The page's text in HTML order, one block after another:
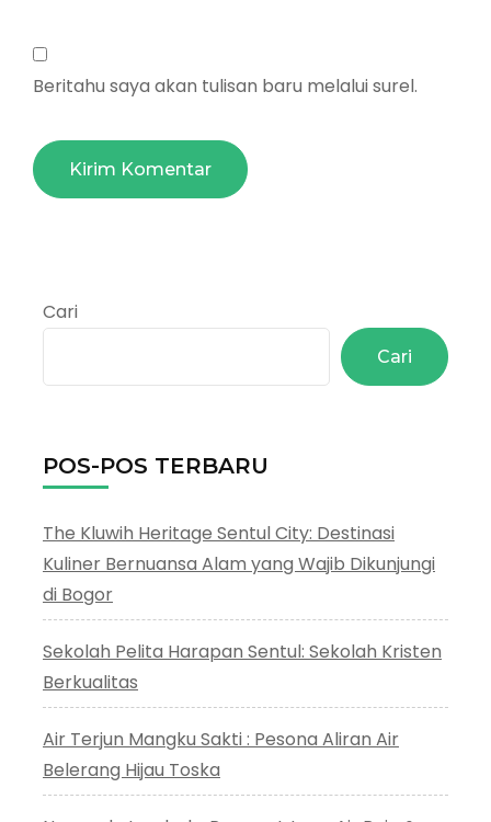
Beritahu saya akan tulisan baru melalui surel.
Cari
Cari
POS-POS TERBARU
The Kluwih Heritage Sentul City: Destinasi
Kuliner Bernuansa Alam yang Wajib Dikunjungi
di Bogor
Sekolah Pelita Harapan Sentul: Sekolah Kristen
Berkualitas
Air Terjun Mangku Sakti : Pesona Aliran Air
Belerang Hijau Toska